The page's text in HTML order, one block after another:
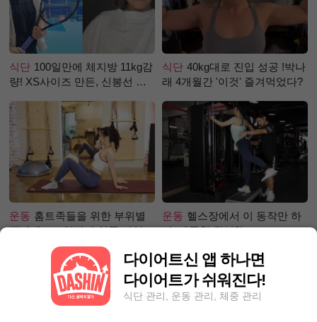
식단 100일만에 체지방 11kg감
량! XS사이즈 만든, 신봉선 식
식단 40kg대로 진입 성공 !박나
래 4개월간 '이것' 즐겨먹었다?
운동 홈트족들을 위한 부위별
필라테스 – 허벅지 안쪽 라인
운동 헬스장에서 이 동작만 하
면, 애플힙 완성?!
다이어트신 앱 하나면
다이어트가 쉬워진다!
식단 관리, 운동 관리, 체중 관리